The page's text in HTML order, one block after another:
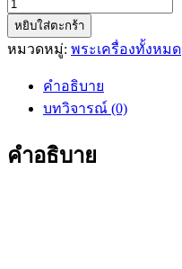
จำนวน
แสน
เศรษฐี
แสน
หยิบใส่ตะกร้า
หมวดหมู่: พระเครื่องทั้งหมด
คำอธิบาย
บทวิจารณ์ (0)
คำอธิบาย